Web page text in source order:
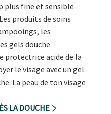
plus fine et sensible
produits de soins
les
gels douche
protectrice acide de la
le visage avec un gel
La peau de ton visage
LA DOUCHE